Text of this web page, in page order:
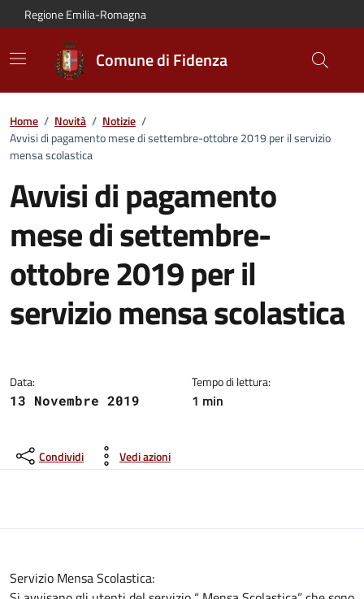
Vai al contenuto principale
Vai alla navigazione del sito
Vai al piede di pagina
Regione Emilia-Romagna
Comune di Fidenza
Home / Novità / Notizie /
Avvisi di pagamento mese di settembre-ottobre 2019 per il servizio
mensa scolastica
Avvisi di pagamento
mese di settembre-
ottobre 2019 per il
servizio mensa scolastica
Data:
13 Novembre 2019
Tempo di lettura:
1 min
Condividi Vedi azioni
Servizio Mensa Scolastica: